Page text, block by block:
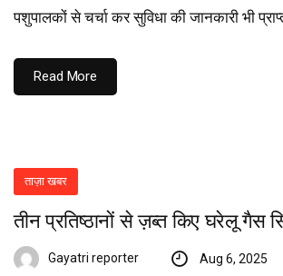
पशुपालकों से चर्चा कर सुविधा की जानकारी भी
Read More
ताज़ा खबर
तीन प्रतिष्ठानों से ज़ब्त किए घरेलू गैस
Gayatri reporter Aug 6, 2025